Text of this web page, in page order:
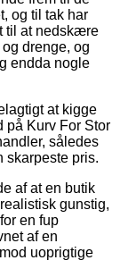
og til tak har
til at nedskære
drenge, og
endda nogle
at kigge
på Kurv For Stor
således
skarpeste pris.
af at en butik
gunstig,
en fup
af en
uoprigtige